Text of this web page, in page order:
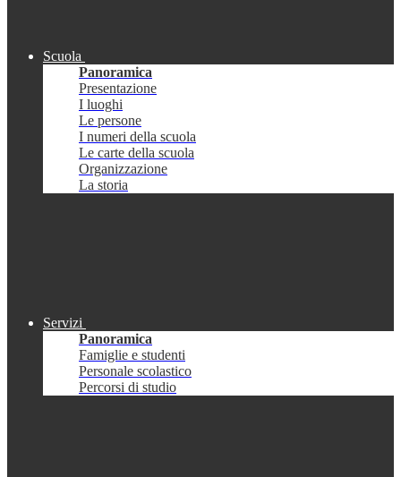
Scuola
Panoramica
Presentazione
I luoghi
Le persone
I numeri della scuola
Le carte della scuola
Organizzazione
La storia
Servizi
Panoramica
Famiglie e studenti
Personale scolastico
Percorsi di studio